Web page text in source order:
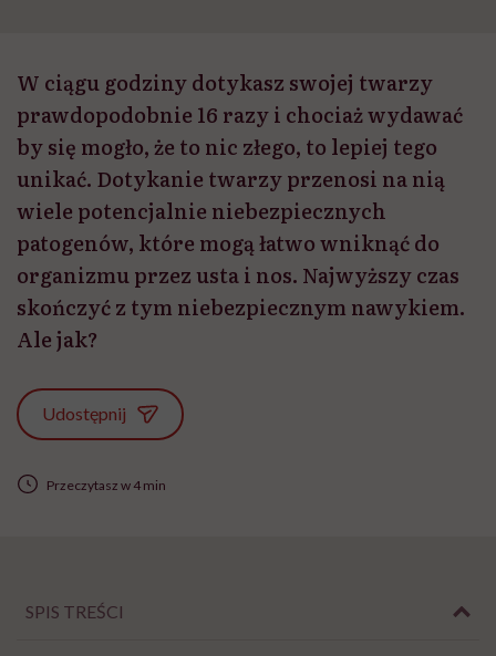
W ciągu godziny dotykasz swojej twarzy
prawdopodobnie 16 razy i chociaż wydawać
by się mogło, że to nic złego, to lepiej tego
unikać. Dotykanie twarzy przenosi na nią
wiele potencjalnie niebezpiecznych
patogenów, które mogą łatwo wniknąć do
organizmu przez usta i nos. Najwyższy czas
skończyć z tym niebezpiecznym nawykiem.
Ale jak?
Udostępnij
Przeczytasz w 4 min
SPIS TREŚCI